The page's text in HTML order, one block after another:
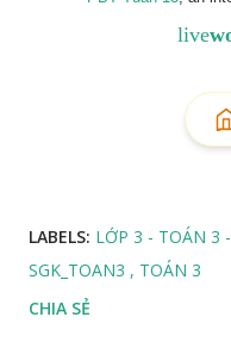
live
LABELS: LỚP 3 - TOÁN 3
SGK_TOAN3
TOÁN 3
CHIA SẺ